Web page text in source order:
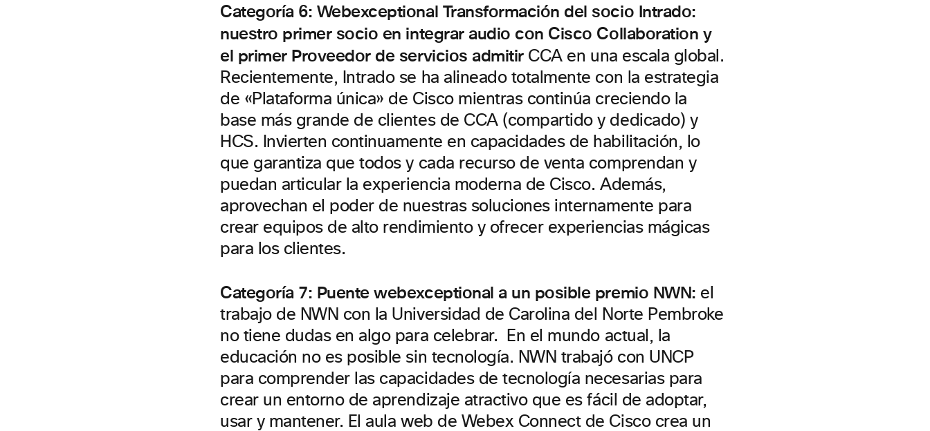
Categoría 6: Webexceptional Transformación del socio Intrado:
nuestro primer socio en integrar audio con Cisco Collaboration y
el primer Proveedor de servicios admitir CCA en una escala global.
Recientemente, Intrado se ha alineado totalmente con la estrategia
de «Plataforma única» de Cisco mientras continúa creciendo la
base más grande de clientes de CCA (compartido y dedicado) y
HCS. Invierten continuamente en capacidades de habilitación, lo
que garantiza que todos y cada recurso de venta comprendan y
puedan articular la experiencia moderna de Cisco. Además,
aprovechan el poder de nuestras soluciones internamente para
crear equipos de alto rendimiento y ofrecer experiencias mágicas
para los clientes.
Categoría 7: Puente webexceptional a un posible premio NWN: el
trabajo de NWN con la Universidad de Carolina del Norte Pembroke
no tiene dudas en algo para celebrar. En el mundo actual, la
educación no es posible sin tecnología. NWN trabajó con UNCP
para comprender las capacidades de tecnología necesarias para
crear un entorno de aprendizaje atractivo que es fácil de adoptar,
usar y mantener. El aula web de Webex Connect de Cisco crea un